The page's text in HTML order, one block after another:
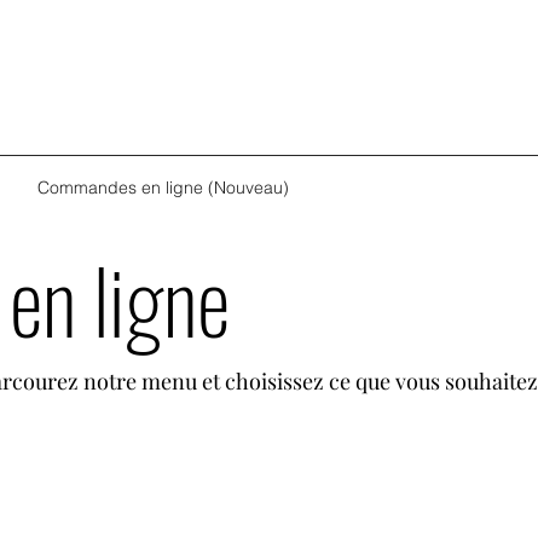
Commandes en ligne (Nouveau)
ligne
notre menu et choisissez ce que vous souhaitez